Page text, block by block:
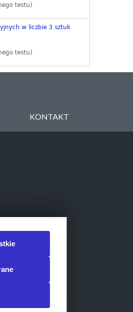
testu)
w liczbie 3 sztuk
testu)
KONTAKT